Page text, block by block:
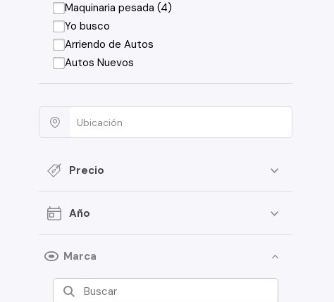
Maquinaria pesada (4)
Yo busco
Arriendo de Autos
Autos Nuevos
Precio
Año
Marca